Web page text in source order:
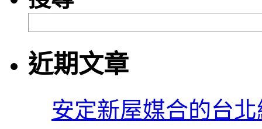
近期文章
安定新屋媒合的台